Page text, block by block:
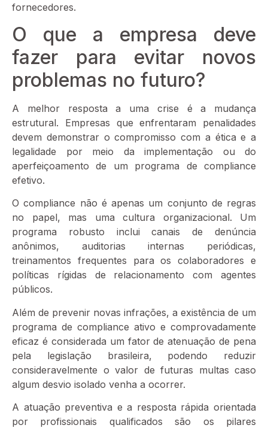
fornecedores.
O que a empresa deve
fazer para evitar novos
problemas no futuro?
A melhor resposta a uma crise é a mudança
estrutural. Empresas que enfrentaram penalidades
devem demonstrar o compromisso com a ética e a
legalidade por meio da implementação ou do
aperfeiçoamento de um programa de compliance
efetivo.
O compliance não é apenas um conjunto de regras
no papel, mas uma cultura organizacional. Um
programa robusto inclui canais de denúncia
anônimos, auditorias internas periódicas,
treinamentos frequentes para os colaboradores e
políticas rígidas de relacionamento com agentes
públicos.
Além de prevenir novas infrações, a existência de um
programa de compliance ativo e comprovadamente
eficaz é considerada um fator de atenuação de pena
pela legislação brasileira, podendo reduzir
consideravelmente o valor de futuras multas caso
algum desvio isolado venha a ocorrer.
A atuação preventiva e a resposta rápida orientada
por profissionais qualificados são os pilares